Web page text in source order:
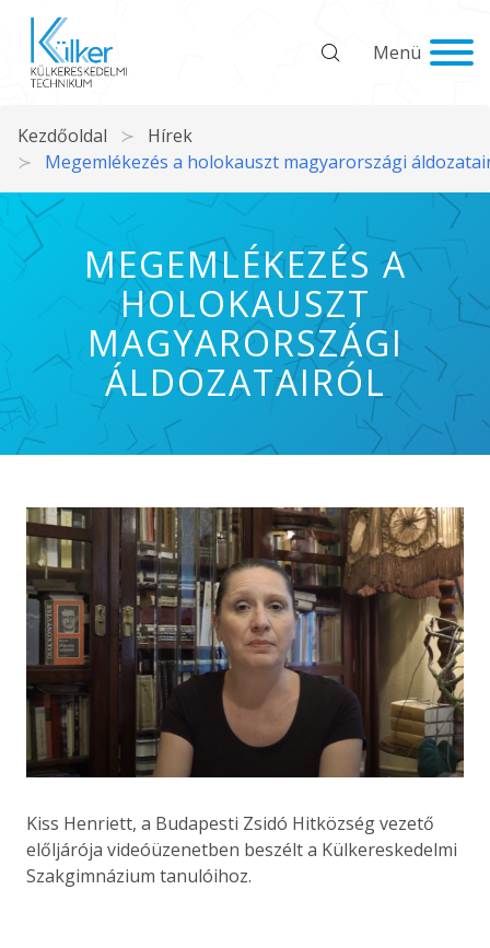
Menü
Kezdőoldal
Hírek
Megemlékezés a holokauszt magyarországi
MEGEMLÉKEZÉS A
HOLOKAUSZT
MAGYARORSZÁGI
ÁLDOZATAIRÓL
Kiss Henriett, a Budapesti Zsidó Hitközség vezető
előljárója videóüzenetben beszélt a Külkereskedelmi
Szakgimnázium tanulóihoz.